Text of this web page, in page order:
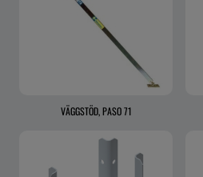
VÄGGSTÖD, PASO 71